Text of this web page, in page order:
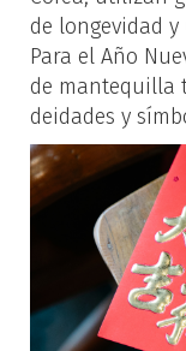
de longevidad
Para el Año
de mantequilla
deidades y